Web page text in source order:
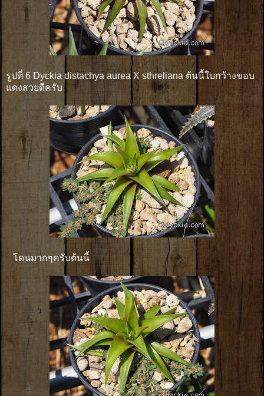
รูปที่ 6 Dyckia distachya aurea X sthreliana ต้นนี้ใบกว้างขอบ
แดงสวยดีครับ
โดนมากๆครับต้นนี้